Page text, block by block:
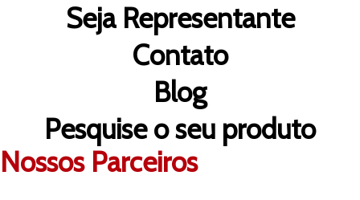
Seja Representante
Contato
Blog
Pesquise o seu produto
Nossos Parceiros